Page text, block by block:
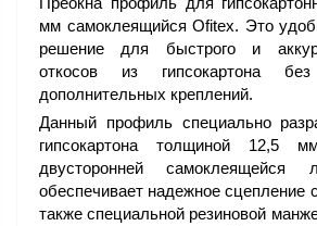
мм самоклеящийся Ofitex. Это
решение для быстрого и
откосов из гипсокартона без
дополнительных креплений.
Данный профиль специально
гипсокартона толщиной 12,5
двусторонней самоклеящейся
обеспечивает надежное сцепление
также специальной резиновой